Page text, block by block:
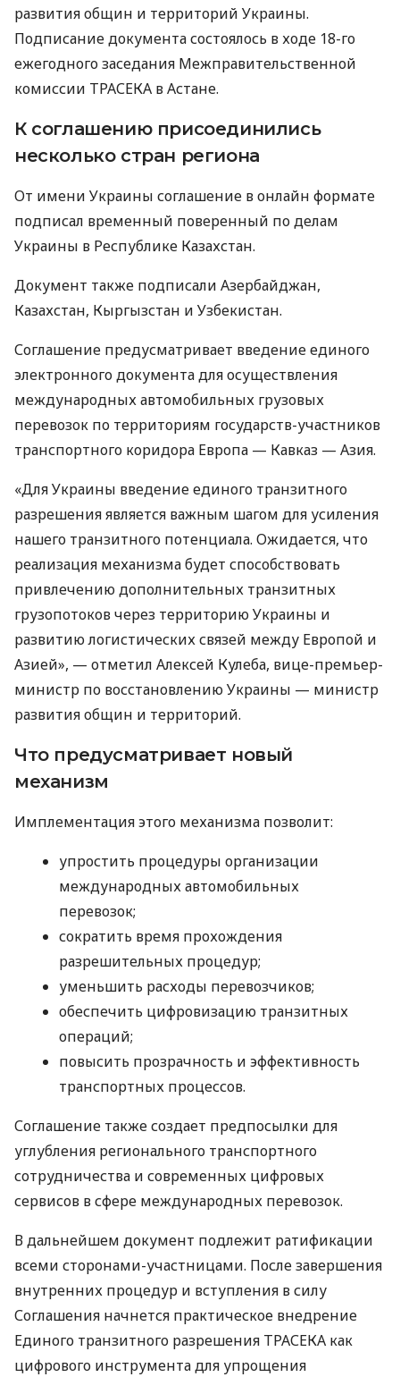
развития общин и территорий Украины.
Подписание документа состоялось в ходе 18-го
ежегодного заседания Межправительственной
комиссии ТРАСЕКА в Астане.
К соглашению присоединились
несколько стран региона
От имени Украины соглашение в онлайн формате
подписал временный поверенный по делам
Украины в Республике Казахстан.
Документ также подписали Азербайджан,
Казахстан, Кыргызстан и Узбекистан.
Соглашение предусматривает введение единого
электронного документа для осуществления
международных автомобильных грузовых
перевозок по территориям государств-участников
транспортного коридора Европа — Кавказ — Азия.
«Для Украины введение единого транзитного
разрешения является важным шагом для усиления
нашего транзитного потенциала. Ожидается, что
реализация механизма будет способствовать
привлечению дополнительных транзитных
грузопотоков через территорию Украины и
развитию логистических связей между Европой и
Азией», — отметил Алексей Кулеба, вице-премьер-
министр по восстановлению Украины — министр
развития общин и территорий.
Что предусматривает новый
механизм
Имплементация этого механизма позволит:
упростить процедуры организации
международных автомобильных
перевозок;
сократить время прохождения
разрешительных процедур;
уменьшить расходы перевозчиков;
обеспечить цифровизацию транзитных
операций;
повысить прозрачность и эффективность
транспортных процессов.
Соглашение также создает предпосылки для
углубления регионального транспортного
сотрудничества и современных цифровых
сервисов в сфере международных перевозок.
В дальнейшем документ подлежит ратификации
всеми сторонами-участницами. После завершения
внутренних процедур и вступления в силу
Соглашения начнется практическое внедрение
Единого транзитного разрешения ТРАСЕКА как
цифрового инструмента для упрощения